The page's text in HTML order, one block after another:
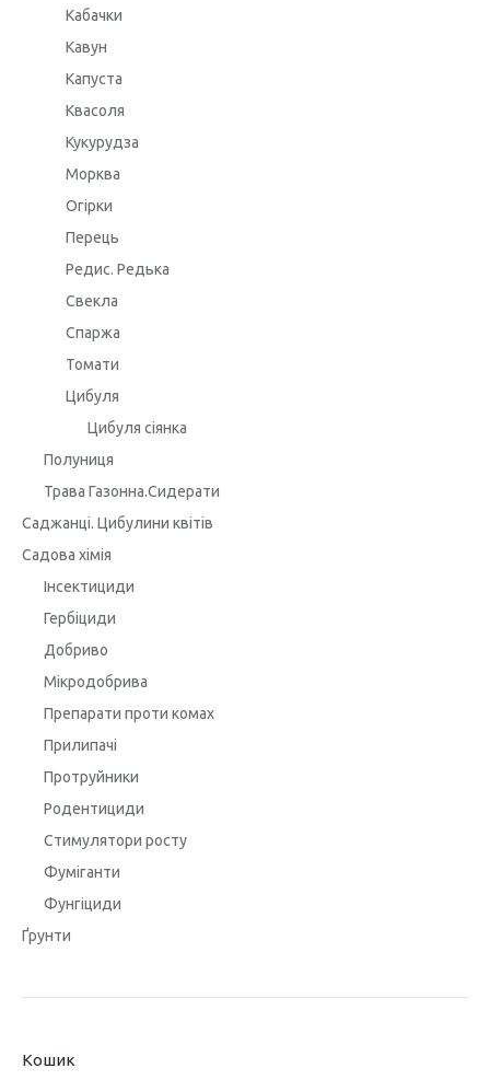
Кабачки
Кавун
Капуста
Квасоля
Кукурудза
Морква
Огірки
Перець
Редис. Редька
Свекла
Спаржа
Томати
Цибуля
Цибуля сіянка
Полуниця
Трава Газонна.Сидерати
Саджанці. Цибулини квітів
Садова хімія
Інсектициди
Гербіциди
Добриво
Мікродобрива
Препарати проти комах
Прилипачі
Протруйники
Родентициди
Стимулятори росту
Фуміганти
Фунгіциди
Ґрунти
Кошик